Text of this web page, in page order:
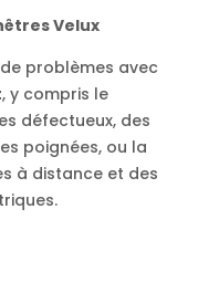
Velux
problèmes avec
, y compris le
défectueux, des
poignées, ou la
à distance et des